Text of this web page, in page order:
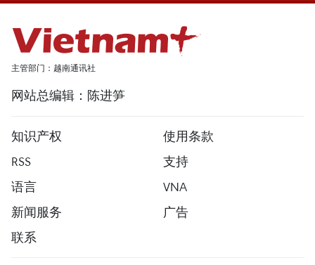
主管部门：越南通讯社
网站总编辑：陈进笋
知识产权
使用条款
RSS
支持
语言
VNA
新闻服务
广告
联系